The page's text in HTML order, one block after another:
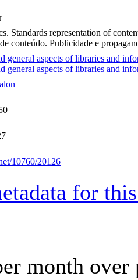
Standards representation of
conteúdo. Publicidade e
general aspects of libraries and
general aspects of libraries and
10760/20126
for
month over